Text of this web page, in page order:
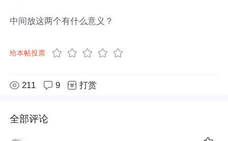
中间放这两个有什么意义？
给本帖投票
211 9 打赏
全部评论